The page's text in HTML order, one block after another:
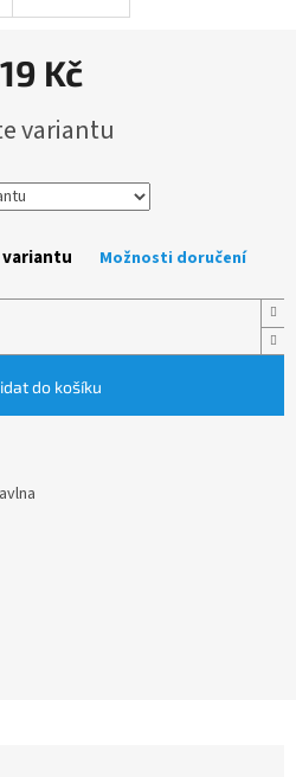
Kč
cena:
variantu
Možnosti doručení
do košíku